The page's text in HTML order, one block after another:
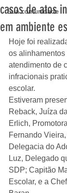
Sua comunidade
casos de atos
em ambiente
Hoje foi
os
atendimento de
infracionais
escolar.
Estiveram
Reback, Juíza
Erlich,
Fernando
Delegacia do
Luz, Delegado
SDP; Capitão
Escolar, e a